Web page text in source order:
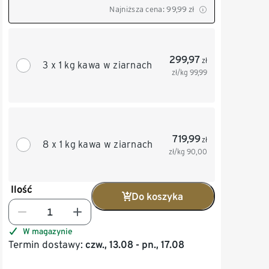
Najniższa cena: 99,99 zł
3 x 1 kg kawa w ziarnach 299,97 zł
zł/kg 99,99
8 x 1 kg kawa w ziarnach 719,99 zł
zł/kg 90,00
Ilość
Do koszyka
W magazynie
Termin dostawy: czw., 13.08 - pn., 17.08